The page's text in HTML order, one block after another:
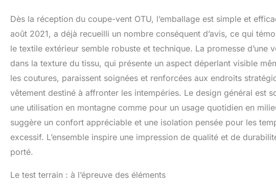
Dès la réception du coupe-vent OTU, l’emballage est simple et
août 2021, a déjà recueilli un nombre conséquent d’avis, ce qui
le textile extérieur semble robuste et technique. La promesse
dans la texture du tissu, qui présente un aspect déperlant visible
les coutures, paraissent soignées et renforcées aux endroits
vêtement destiné à affronter les intempéries. Le design général est
une utilisation en montagne comme pour un usage quotidien en
suggère un confort appréciable et une isolation pensée pour les
excessif. L’ensemble inspire une impression de qualité et de
porté.
Le test terrain : à l’épreuve des éléments